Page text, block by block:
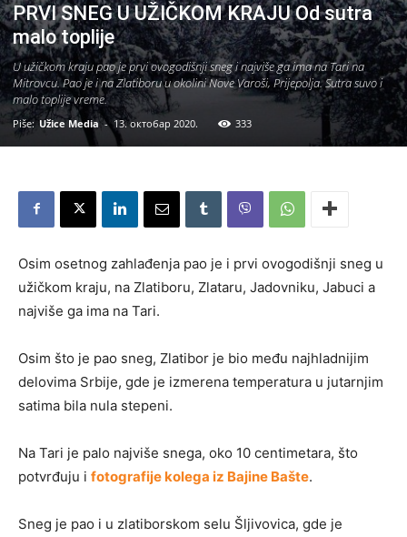
PRVI SNEG U UŽIČKOM KRAJU Od sutra
malo toplije
U užičkom kraju pao je prvi ovogodišnji sneg i najviše ga ima na Tari na
Mitrovcu. Pao je i na Zlatiboru u okolini Nove Varoši, Prijepolja. Sutra suvo i
malo toplije vreme.
Piše: Užice Media - 13. октобар 2020. 333
Osim osetnog zahlađenja pao je i prvi ovogodišnji sneg u
užičkom kraju, na Zlatiboru, Zlataru, Jadovniku, Jabuci a
najviše ga ima na Tari.
Osim što je pao sneg, Zlatibor je bio među najhladnijim
delovima Srbije, gde je izmerena temperatura u jutarnjim
satima bila nula stepeni.
Na Tari je palo najviše snega, oko 10 centimetara, što
potvrđuju i fotografije kolega iz Bajine Bašte.
Sneg je pao i u zlatiborskom selu Šljivovica, gde je